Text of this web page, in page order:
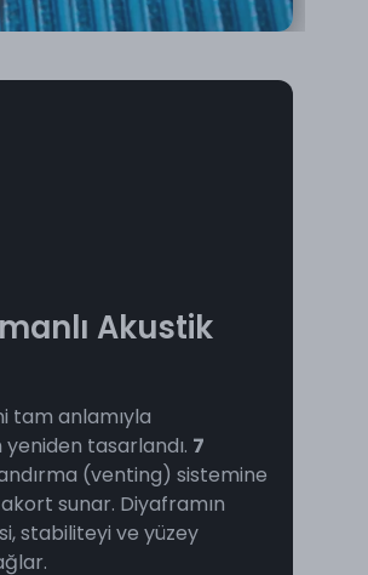
Akustik
tam anlamıyla
tasarlandı. 7
(venting) sistemine
sunar. Diyaframın
stabiliteyi ve yüzey